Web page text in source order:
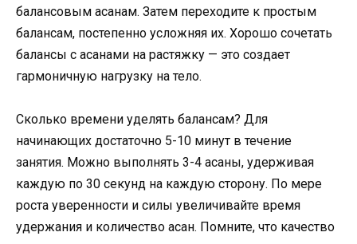
балансовым асанам. Затем переходите к простым
балансам, постепенно усложняя их. Хорошо сочетать
балансы с асанами на растяжку — это создает
гармоничную нагрузку на тело.
Сколько времени уделять балансам? Для
начинающих достаточно 5-10 минут в течение
занятия. Можно выполнять 3-4 асаны, удерживая
каждую по 30 секунд на каждую сторону. По мере
роста уверенности и силы увеличивайте время
удержания и количество асан. Помните, что качество